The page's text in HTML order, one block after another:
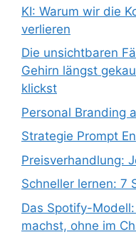
KI: Warum wir die
verlieren
Die unsichtbaren
Gehirn längst
klickst
Personal Branding
Strategie Prompt
Preisverhandlung:
Schneller lernen: 7
Das Spotify-
machst, ohne im